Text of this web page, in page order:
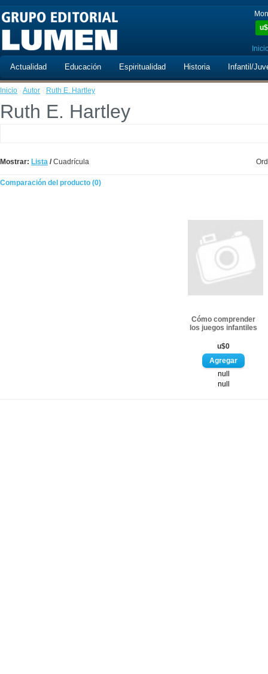
u$
Actualidad Educación Espiritualidad Historia Infantil/
Inicio · Autor · Ruth E. Hartley
Ruth E. Hartley
Mostrar: Lista /Cuadrícula
Comparación del producto (0)
Cómo comprender
los juegos infantiles
u$0
null
null